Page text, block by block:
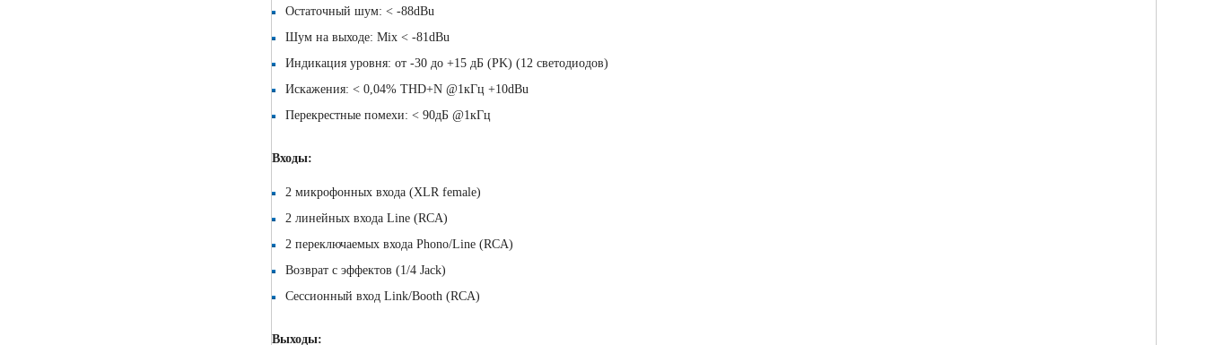
Остаточный шум: < -88dBu
Шум на выходе: Mix < -81dBu
Индикация уровня: от -30 до +15 дБ (PK) (12 светодиодов)
Искажения: < 0,04% THD+N @1кГц +10dBu
Перекрестные помехи: < 90дБ @1кГц
Входы:
2 микрофонных входа (XLR female)
2 линейных входа Line (RCA)
2 переключаемых входа Phono/Line (RCA)
Возврат с эффектов (1/4 Jack)
Сессионный вход Link/Booth (RCA)
Выходы: